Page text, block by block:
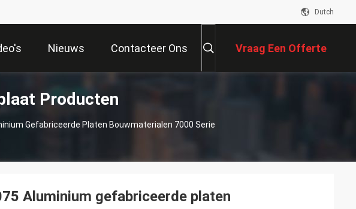
Dutch
Nieuws Contacteer Ons Vraag Een Offerte
Producten
Gefabriceerde Platen Bouwmaterialen 7000 Serie
Aluminium gefabriceerde platen